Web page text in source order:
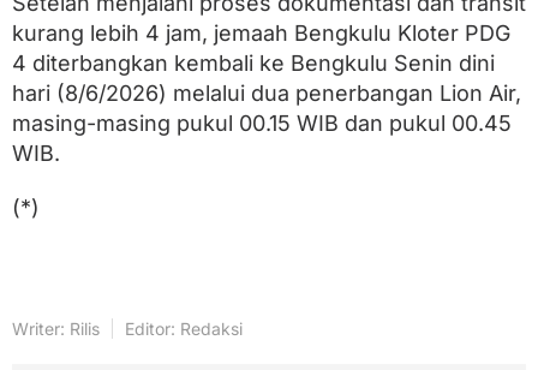
kurang lebih 4 jam, jemaah Bengkulu Kloter PDG
4 diterbangkan kembali ke Bengkulu Senin dini
hari (8/6/2026) melalui dua penerbangan Lion Air,
masing-masing pukul 00.15 WIB dan pukul 00.45
WIB.
(*)
Writer: Rilis Editor: Redaksi